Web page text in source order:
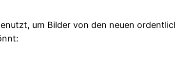
um Bilder von den neuen